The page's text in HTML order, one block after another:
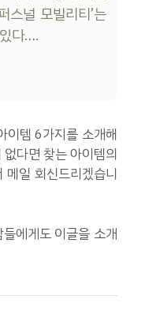
스널 모빌리티’는
다….
이템 6가지를 소개해
다면 찾는 아이템의
메일 회신드리겠습니
에게도 이글을 소개